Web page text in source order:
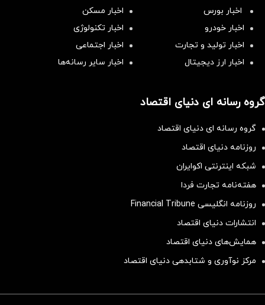
اخبار بورس
اخبار مسکن
اخبار خودرو
اخبار تکنولوژی
اخبار تولید و تجارت
اخبار اجتماعی
اخبار ارز دیجیتال
اخبار سایر رسانه‌‌ها
گروه رسانه ای دنیای اقتصاد
گروه رسانه ای دنیای اقتصاد
روزنامه دنیای اقتصاد
شبکه اینترنتی اکوایران
هفته‌نامه تجارت فردا
روزنامه انگلیسی Financial Tribune
انتشارات دنیای اقتصاد
همایش‌های دنیای اقتصاد
مرکز نوآوری و شتابدهی دنیای اقتصاد